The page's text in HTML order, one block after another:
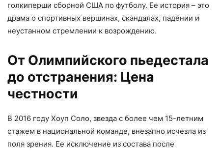
голкиперши сборной США по футболу. Ее история – это
драма о спортивных вершинах, скандалах, падении и
неустанном стремлении к возрождению.
От Олимпийского пьедестала
до отстранения: Цена
честности
В 2016 году Хоуп Соло, звезда с более чем 15-летним
стажем в национальной команде, внезапно исчезла из
поля зрения. Ее исключение из состава после